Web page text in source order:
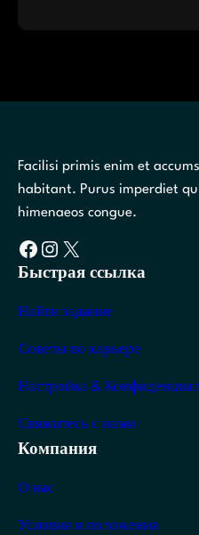
Facilisi primis enim et
habitant. Purus imperdiet
himenaeos congue.
Facebook Instagram X
Быстрая ссылка
Найти задание
Советы по карьере
Настройка &
Свяжитесь с нами
Компания
О нас
Условия и положения